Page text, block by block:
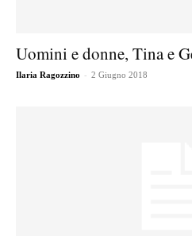
Uomini e donne, Tina e
Ilaria Ragozzino - 2 Giugno 2018